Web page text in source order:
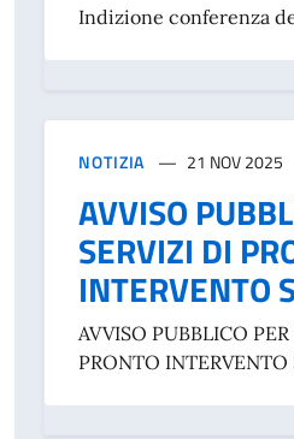
Indizione conferenza
NOTIZIA 21 NOV 2025
AVVISO
SERVIZI DI
INTERVENTO
AVVISO PUBBLICO
PRONTO INTERVENTO